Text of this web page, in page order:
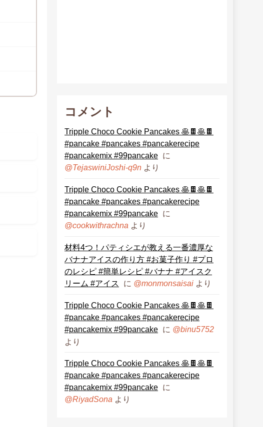
コメント
Tripple Choco Cookie Pancakes 🥞🍫🥞🍫
#pancake #pancakes #pancakerecipe
#pancakemix #99pancake に
@TejaswiniJoshi-q9n より
Tripple Choco Cookie Pancakes 🥞🍫🥞🍫
#pancake #pancakes #pancakerecipe
#pancakemix #99pancake に
@cookwithrachna より
材料4つ！パティシエが教える一番濃厚な
バナナアイスの作り方 #お菓子作り #プロ
のレシピ #簡単レシピ #バナナ #アイスク
リーム #アイス
に @monmonsaisai より
Tripple Choco Cookie Pancakes 🥞🍫🥞🍫
#pancake #pancakes #pancakerecipe
#pancakemix #99pancake に @binu5752
より
Tripple Choco Cookie Pancakes 🥞🍫🥞🍫
#pancake #pancakes #pancakerecipe
#pancakemix #99pancake に
@RiyadSona より